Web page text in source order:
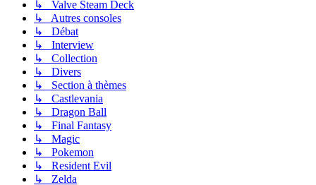
↳ Valve Steam Deck
↳ Autres consoles
↳ Débat
↳ Interview
↳ Collection
↳ Divers
↳ Section à thèmes
↳ Castlevania
↳ Dragon Ball
↳ Final Fantasy
↳ Magic
↳ Pokemon
↳ Resident Evil
↳ Zelda